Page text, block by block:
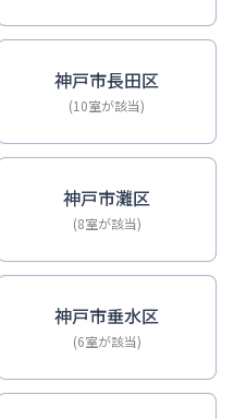
神戸市長田区
(10室が該当)
神戸市灘区
(8室が該当)
神戸市垂水区
(6室が該当)